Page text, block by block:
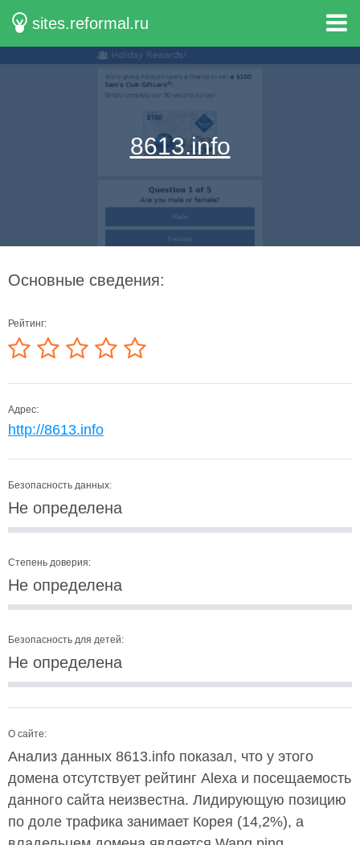
sites.reformal.ru
8613.info
Основные сведения:
Рейтинг:
Адрес:
http://8613.info
Безопасность данных:
Не определена
Степень доверия:
Не определена
Безопасность для детей:
Не определена
О сайте:
Анализ данных 8613.info показал, что у этого
домена отсутствует рейтинг Alexa и посещаемость
данного сайта неизвестна. Лидирующую позицию
по доле трафика занимает Корея (14,2%), а